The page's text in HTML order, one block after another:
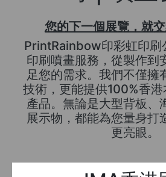
您的下一個展覽，就交
PrintRainbow印彩虹印刷
印刷噴畫服務，從製作到
足您的需求。我們不僅擁
技術，更能提供100%香
產品。無論是大型背板、
展示物，都能為您量身打
更亮眼。